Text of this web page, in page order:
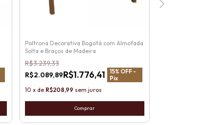
Poltrona Decorativa Bogotá com Almofada
Solta e Braços de Madeira
R$3.239,33
R$2.089,89R$1.776,41 15% OFF -
Pix
10 x de R$208,99 sem juros